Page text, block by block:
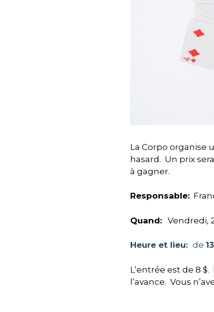
La Corpo organise
hasard. Un prix
à gagner.
Responsable:
Quand: Vendredi,
Heure et lieu: de
L’entrée est de 8
l’avance. Vous